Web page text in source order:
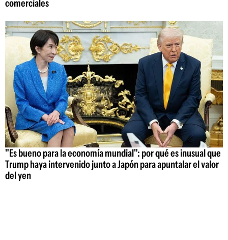
comerciales
"Es bueno para la economía mundial": por qué es inusual que
Trump haya intervenido junto a Japón para apuntalar el valor
del yen